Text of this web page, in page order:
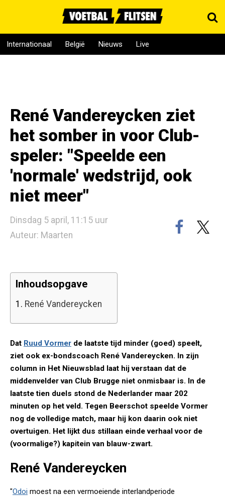
Internationaal België Nieuws Live
René Vandereycken ziet
het somber in voor Club-
speler: "Speelde een
'normale' wedstrijd, ook
niet meer"
Dinsdag 5 april, 11:15 uur
Auteur: Maarten
Inhoudsopgave
1. René Vandereycken
Dat Ruud Vormer de laatste tijd minder (goed) speelt,
ziet ook ex-bondscoach René Vandereycken. In zijn
column in Het Nieuwsblad laat hij verstaan dat de
middenvelder van Club Brugge niet onmisbaar is. In de
laatste tien duels stond de Nederlander maar 202
minuten op het veld. Tegen Beerschot speelde Vormer
nog de volledige match, maar hij kon daarin ook niet
overtuigen. Het lijkt dus stillaan einde verhaal voor de
(voormalige?) kapitein van blauw-zwart.
René Vandereycken
"Odoi moest na een vermoeiende interlandperiode